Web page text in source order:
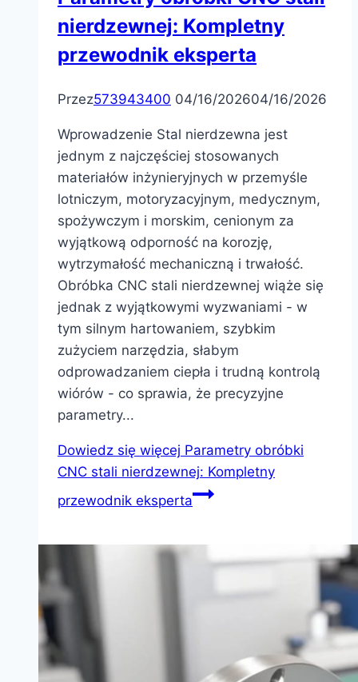
nierdzewnej: Kompletny
przewodnik eksperta
Przez573943400 04/16/202604/16/2026
Wprowadzenie Stal nierdzewna jest
jednym z najczęściej stosowanych
materiałów inżynieryjnych w przemyśle
lotniczym, motoryzacyjnym, medycznym,
spożywczym i morskim, cenionym za
wyjątkową odporność na korozję,
wytrzymałość mechaniczną i trwałość.
Obróbka CNC stali nierdzewnej wiąże się
jednak z wyjątkowymi wyzwaniami - w
tym silnym hartowaniem, szybkim
zużyciem narzędzia, słabym
odprowadzaniem ciepła i trudną kontrolą
wiórów - co sprawia, że precyzyjne
parametry...
Dowiedz się więcej Parametry obróbki
CNC stali nierdzewnej: Kompletny
przewodnik eksperta